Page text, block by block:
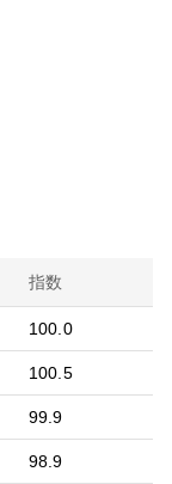
指数
100.0
100.5
99.9
98.9